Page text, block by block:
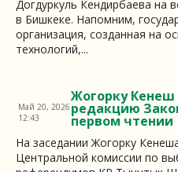
Догдуркуль Кендирбаева на
в Бишкеке. Напомним,
организация, созданная на
технологий,...
Жогорку
редакцию
первом чтении
Май 20, 2026
12:43
На заседании Жогорку
Центральной комиссии по